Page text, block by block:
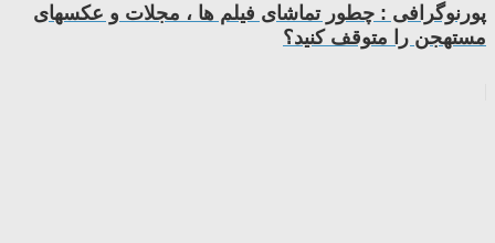
پورنوگرافی : چطور تماشای فیلم ها ، مجلات و عکسهای
مستهجن را متوقف کنید؟